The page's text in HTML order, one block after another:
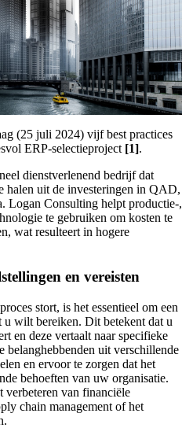
(25 juli 2024) vijf best practices
ERP-selectieproject [1].
dienstverlenend bedrijf dat
halen uit de investeringen in QAD,
Logan Consulting helpt productie-,
te gebruiken om kosten te
wat resulteert in hogere
en vereisten
stort, is het essentieel om een
wilt bereiken. Dit betekent dat u
en deze vertaalt naar specifieke
belanghebbenden uit verschillende
en ervoor te zorgen dat het
behoeften van uw organisatie.
van financiële
chain management of het